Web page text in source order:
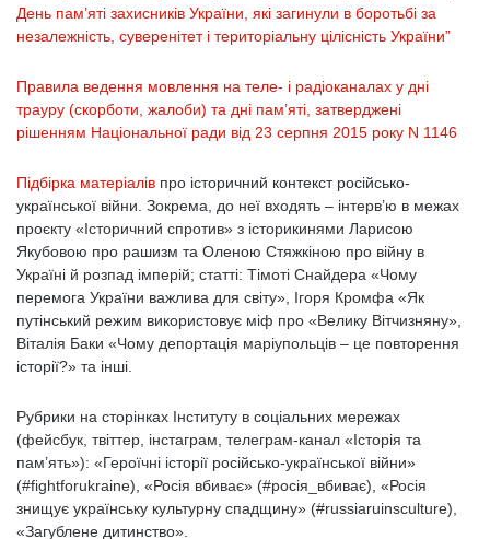
День пам’яті захисників України, які загинули в боротьбі за
незалежність, суверенітет і територіальну цілісність України”
Правила ведення мовлення на теле- і радіоканалах у дні
трауру (скорботи, жалоби) та дні пам’яті, затверджені
рішенням Національної ради від 23 серпня 2015 року N 1146
Підбірка матеріалів про історичний контекст російсько-
української війни. Зокрема, до неї входять – інтерв’ю в межах
проєкту «Історичний спротив» з історикинями Ларисою
Якубовою про рашизм та Оленою Стяжкіною про війну в
Україні й розпад імперій; статті: Тімоті Снайдера «Чому
перемога України важлива для світу», Ігоря Кромфа «Як
путінський режим використовує міф про «Велику Вітчизняну»,
Віталія Баки «Чому депортація маріупольців – це повторення
історії?» та інші.
Рубрики на сторінках Інституту в соціальних мережах
(фейсбук, твіттер, інстаграм, телеграм-канал «Історія та
пам’ять»): «Героїчні історії російсько-української війни»
(#fightforukraine), «Росія вбиває» (#росія_вбиває), «Росія
знищує українську культурну спадщину» (#russiaruinsculture),
«Загублене дитинство».